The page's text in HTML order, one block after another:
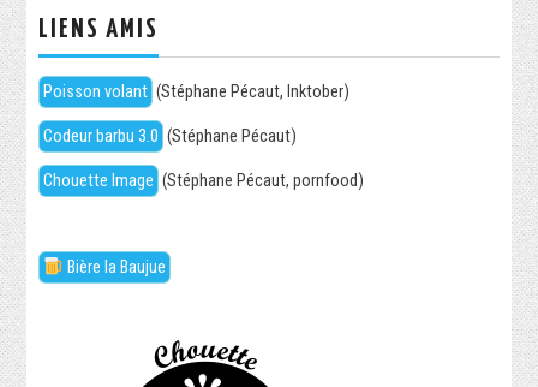
LIENS AMIS
Poisson volant (Stéphane Pécaut, Inktober)
Codeur barbu 3.0 (Stéphane Pécaut)
Chouette Image (Stéphane Pécaut, pornfood)
Bière la Baujue